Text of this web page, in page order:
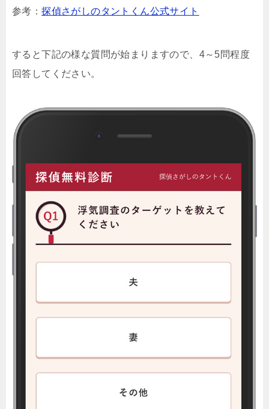
参考：探偵さがしのタントくん公式サイト
すると下記の様な質問が始まりますので、4～5問程度
回答してください。